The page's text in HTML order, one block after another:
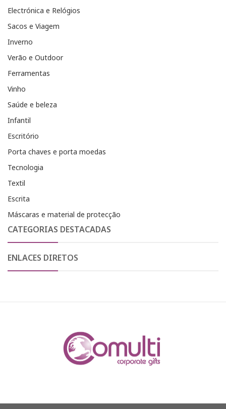
Electrónica e Relógios
Sacos e Viagem
Inverno
Verão e Outdoor
Ferramentas
Vinho
Saúde e beleza
Infantil
Escritório
Porta chaves e porta moedas
Tecnologia
Textil
Escrita
Máscaras e material de protecção
CATEGORIAS DESTACADAS
ENLACES DIRETOS